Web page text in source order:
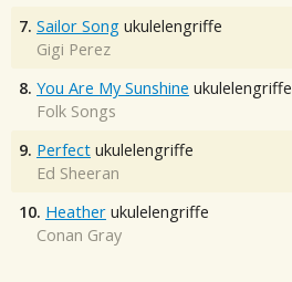
7. Sailor Song ukulelengriffe
Gigi Perez
8. You Are My Sunshine ukulelengriffe
Folk Songs
9. Perfect ukulelengriffe
Ed Sheeran
10. Heather ukulelengriffe
Conan Gray